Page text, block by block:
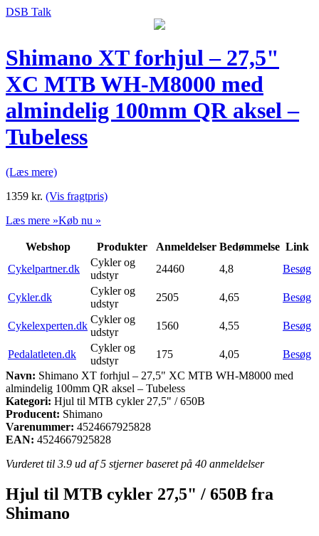
DSB Talk
Shimano XT forhjul – 27,5"
XC MTB WH-M8000 med
almindelig 100mm QR aksel –
Tubeless
(Læs mere)
1359 kr. (Vis fragtpris)
Læs mere »Køb nu »
Webshop Produkter Anmeldelser Bedømmelse Link
Cykelpartner.dk
Cykler og
udstyr
24460 4,8 Besøg
Cykler.dk
Cykler og
udstyr
2505 4,65 Besøg
Cykelexperten.dk
Cykler og
udstyr
1560 4,55 Besøg
Pedalatleten.dk
Cykler og
udstyr
175 4,05
Besøg
Navn: Shimano XT forhjul – 27,5" XC MTB WH-M8000 med
almindelig 100mm QR aksel – Tubeless
Kategori: Hjul til MTB cykler 27,5" / 650B
Producent: Shimano
Varenummer: 4524667925828
EAN: 4524667925828
Vurderet til 3.9 ud af 5 stjerner baseret på 40 anmeldelser
Hjul til MTB cykler 27,5" / 650B fra
Shimano